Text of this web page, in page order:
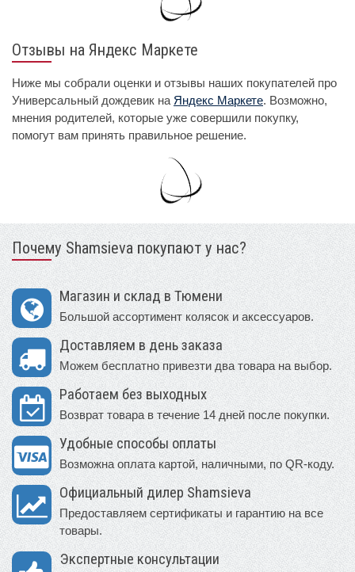
Отзывы на Яндекс Маркете
Ниже мы собрали оценки и отзывы наших покупателей про
Универсальный дождевик на Яндекс Маркете. Возможно,
мнения родителей, которые уже совершили покупку,
помогут вам принять правильное решение.
Почему Shamsieva покупают у нас?
Магазин и склад в Тюмени
Большой ассортимент колясок и аксессуаров.
Доставляем в день заказа
Можем бесплатно привезти два товара на выбор.
Работаем без выходных
Возврат товара в течение 14 дней после покупки.
Удобные способы оплаты
Возможна оплата картой, наличными, по QR-коду.
Официальный дилер Shamsieva
Предоставляем сертификаты и гарантию на все
товары.
Экспертные консультации